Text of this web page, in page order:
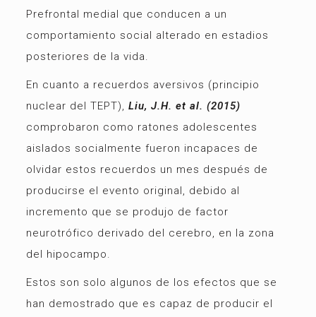
Prefrontal medial que conducen a un
comportamiento social alterado en estadios
posteriores de la vida.
En cuanto a recuerdos aversivos (principio
nuclear del TEPT), Liu, J.H. et al. (2015)
comprobaron como ratones adolescentes
aislados socialmente fueron incapaces de
olvidar estos recuerdos un mes después de
producirse el evento original, debido al
incremento que se produjo de factor
neurotrófico derivado del cerebro, en la zona
del hipocampo.
Estos son solo algunos de los efectos que se
han demostrado que es capaz de producir el